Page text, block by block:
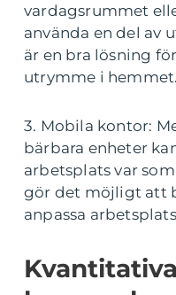
vardagsrummet
använda en del av
är en bra lösning
utrymme i hemmet.
3. Mobila kontor:
bärbara enheter
arbetsplats var
gör det möjligt att
anpassa